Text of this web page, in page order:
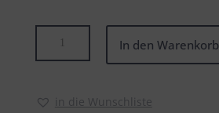
Airflex
In den Warenkorb
in die Wunschliste